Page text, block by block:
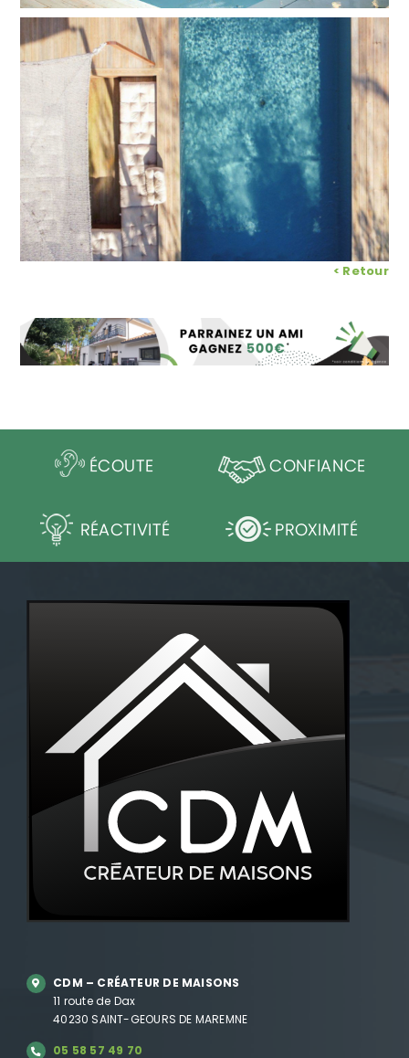
< Retour
CDM – CRÉATEUR DE MAISONS
11 route de Dax
40230 SAINT-GEOURS DE MAREMNE
05 58 57 49 70